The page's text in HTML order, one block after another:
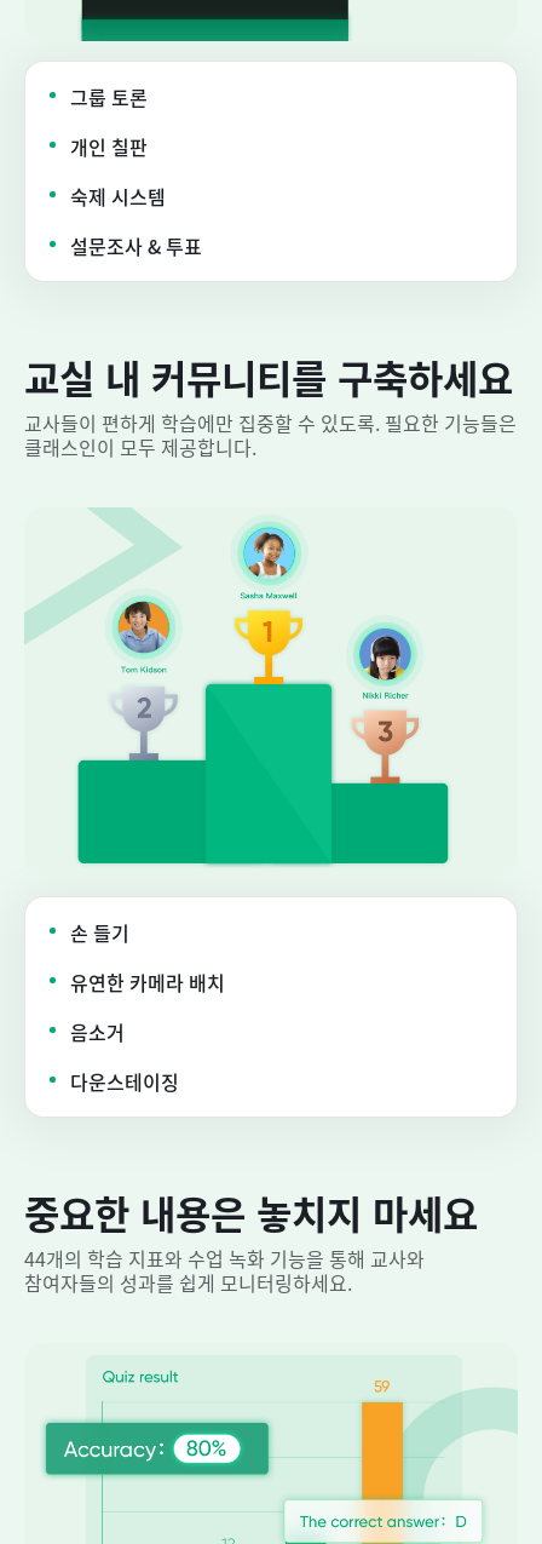
그룹 토론
개인 칠판
숙제 시스템
설문조사 & 투표
교실 내 커뮤니티를 구축하세요
교사들이 편하게 학습에만 집중할 수 있도록. 필요한 기능들은
클래스인이 모두 제공합니다.
손 들기
유연한 카메라 배치
음소거
다운스테이징
중요한 내용은 놓치지 마세요
44개의 학습 지표와 수업 녹화 기능을 통해 교사와
참여자들의 성과를 쉽게 모니터링하세요.